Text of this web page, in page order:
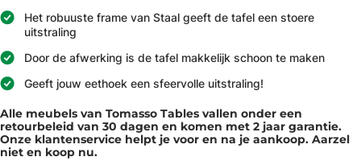
Het robuuste frame van Staal geeft de tafel een stoere
uitstraling
Door de afwerking is de tafel makkelijk schoon te maken
Geeft jouw eethoek een sfeervolle uitstraling!
Alle meubels van Tomasso Tables vallen onder een
retourbeleid van 30 dagen en komen met 2 jaar garantie.
Onze klantenservice helpt je voor en na je aankoop. Aarzel
niet en koop nu.